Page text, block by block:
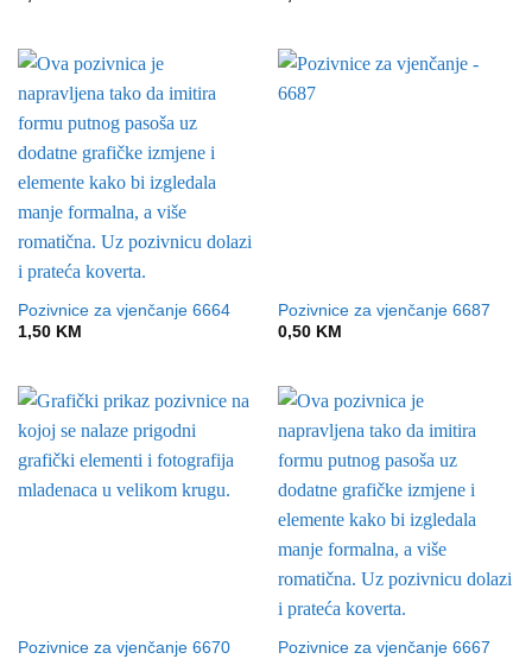
Pozivnice za vjenčanje 6664
1,50 KM
Pozivnice za vjenčanje 6687
0,50 KM
Pozivnice za vjenčanje 6670
Pozivnice za vjenčanje 6667